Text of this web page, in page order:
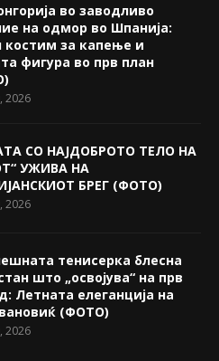
во заводливо
на одмор во Шпанија:
костим за капење и
фигура во прв план
2026
СО НАЈДОБРОТО ТЕЛО НА
УЖИВА НА
БРЕГ (ФОТО)
2026
тенисерка блесна
што „освојува“ на прв
Летната елеганција на
(ФОТО)
2026